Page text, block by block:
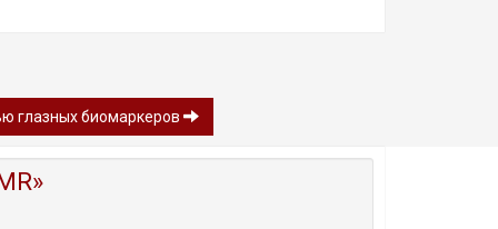
глазных биомаркеров